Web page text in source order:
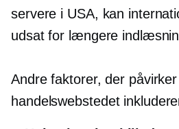
servere i USA, kan
udsat for længere
Andre faktorer, der
handelswebstedet